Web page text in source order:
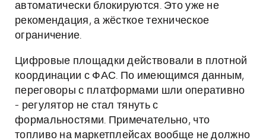
автоматически блокируются. Это уже не
рекомендация, а жёсткое техническое
ограничение.
Цифровые площадки действовали в плотной
координации с ФАС. По имеющимся данным,
переговоры с платформами шли оперативно
- регулятор не стал тянуть с
формальностями. Примечательно, что
топливо на маркетплейсах вообще не должно